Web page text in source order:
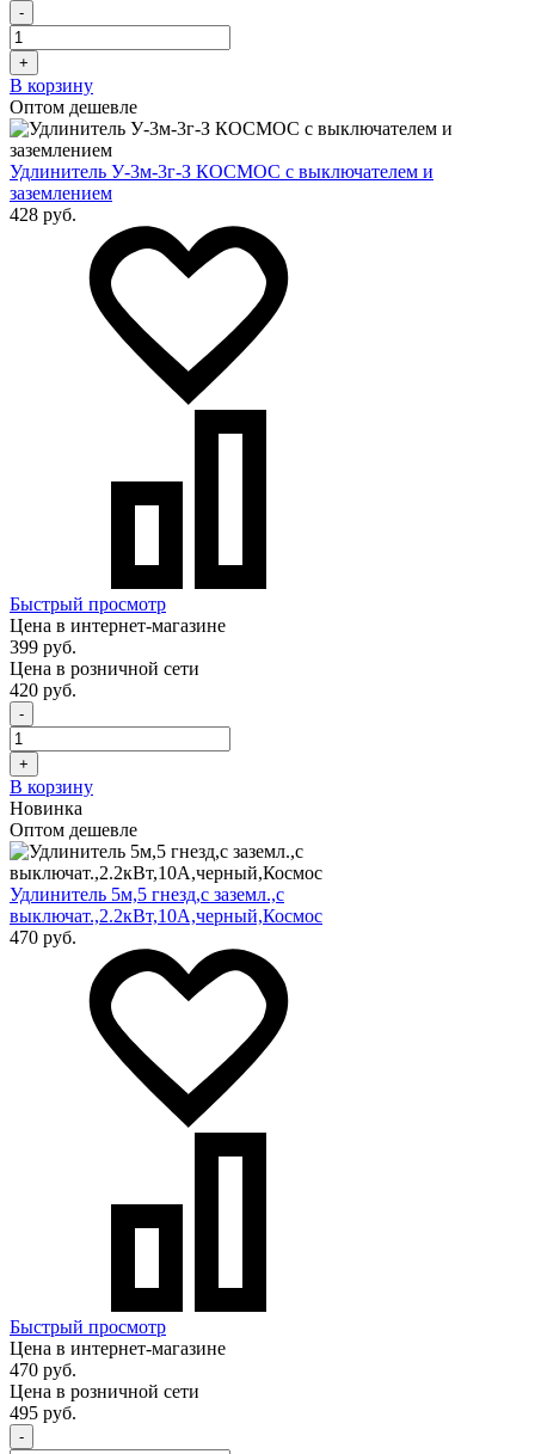
-
+
В корзину
Оптом дешевле
Удлинитель У-3м-3г-З КОСМОС с выключателем и
заземлением
428 руб.
Быстрый просмотр
Цена в интернет-магазине
399 руб.
Цена в розничной сети
420 руб.
-
+
В корзину
Новинка
Оптом дешевле
Удлинитель 5м,5 гнезд,с заземл.,с
выключат.,2.2кВт,10А,черный,Космос
470 руб.
Быстрый просмотр
Цена в интернет-магазине
470 руб.
Цена в розничной сети
495 руб.
-